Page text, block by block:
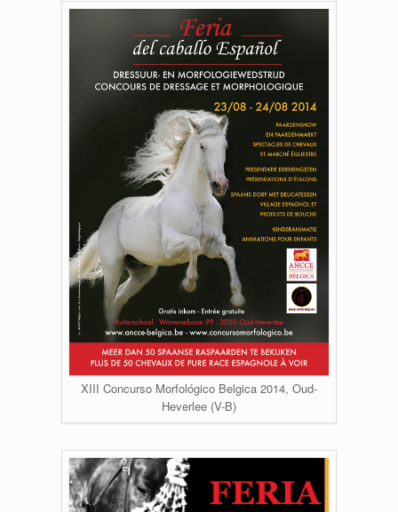
XIII Concurso Morfológico Belgica 2014, Oud-
Heverlee (V-B)